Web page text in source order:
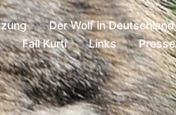
Der Wolf in Deutschland
Fall Kurti Links Presse